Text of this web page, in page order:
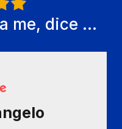
me, dice ...